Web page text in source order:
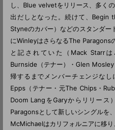
し、Blue velvetをリリース、多く
出だしとなった。続けて、Begin
Styneのカバー）などのスタンダー
にWinleyはさらなるThe
と記されていた（Mack Starr
Burnside（テナー）・Glen
帰するまでメンバーチェンジな
Epps（テナー・元The Chips・
Doom LangをGaryからリリース
Paragonsとして新しいシングル
McMichaelはカリフォルニアに移